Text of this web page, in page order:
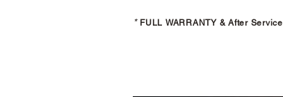
* FULL WARRANTY & After Service